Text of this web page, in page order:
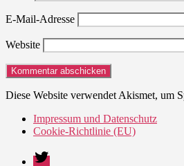
E-Mail-Adresse
Website
Diese Website verwendet Akismet, um
Impressum und Datenschutz
Cookie-Richtlinie (EU)
Twitter